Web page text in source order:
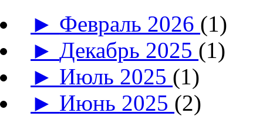
► Февраль 2026 (1)
►Декабрь 2025 (1)
► Июль 2025 (1)
► Июнь 2025 (2)